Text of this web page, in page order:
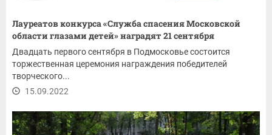
Лауреатов конкурса «Служба спасения Московской
области глазами детей» наградят 21 сентября
Двадцать первого сентября в Подмосковье состоится
торжественная церемония награждения победителей
творческого...
15.09.2022